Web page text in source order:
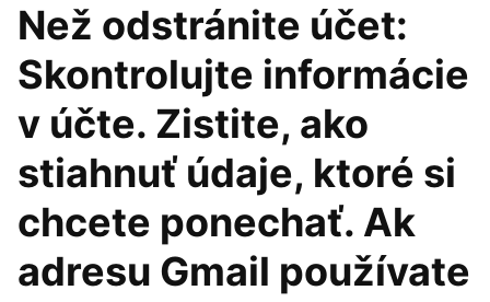
Než odstránite účet:
Skontrolujte informácie
v účte. Zistite, ako
stiahnuť údaje, ktoré si
chcete ponechať. Ak
adresu Gmail používate